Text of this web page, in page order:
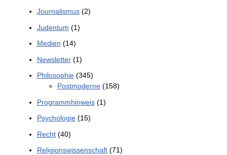
Journalismus(2)
Judentum (1)
Medien (14)
Newsletter(1)
Philosophie(345)
Postmoderne(158)
Programmhinweis(1)
Psychologie(15)
Recht(40)
Religionswissenschaft(71)